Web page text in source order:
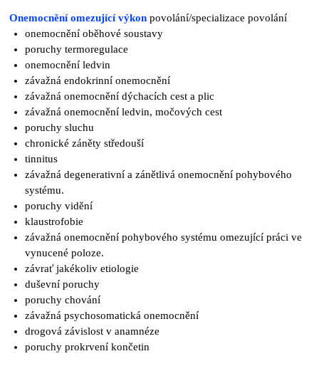
Onemocnění omezující výkon povolání/specializace povolání
onemocnění oběhové soustavy
poruchy termoregulace
onemocnění ledvin
závažná endokrinní onemocnění
závažná onemocnění dýchacích cest a plic
závažná onemocnění ledvin, močových cest
poruchy sluchu
chronické záněty středouší
tinnitus
závažná degenerativní a zánětlivá onemocnění pohybového
systému.
poruchy vidění
klaustrofobie
závažná onemocnění pohybového systému omezující práci ve
vynucené poloze.
závrať jakékoliv etiologie
duševní poruchy
poruchy chování
závažná psychosomatická onemocnění
drogová závislost v anamnéze
poruchy prokrvení končetin